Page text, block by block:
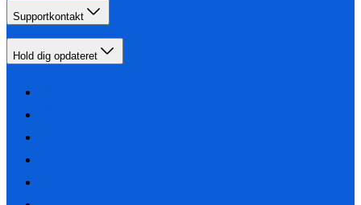
Supportkontakt
Hold dig opdateret